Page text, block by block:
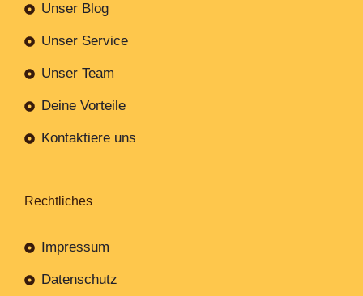
Unser Blog
Unser Service
Unser Team
Deine Vorteile
Kontaktiere uns
Rechtliches
Impressum
Datenschutz